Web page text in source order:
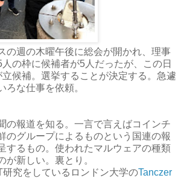
の週の木曜午後に総会が開かれ、理事
の枠に候補者が5人だったが、この日
候補。選挙することが決定する。急遽
ろな仕事を依頼。
の報道を知る。一言で言えばコインチ
のグループによるものという国連の報
するもの。使われたマルウェアの種類
が新しい。裏とり。
究をしているロンドン大学のTanczer